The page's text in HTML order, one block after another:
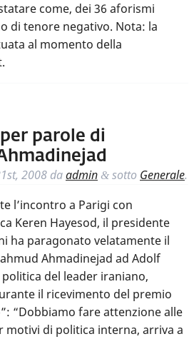
come, dei 36 aforismi
di tenore negativo. Nota: la
al momento della
parole di
2008 daadmin & sotto Generale.
l’incontro a Parigi con
Keren Hayesod, il presidente
ha paragonato velatamente il
Ahmadinejad ad Adolf
del leader iraniano,
il ricevimento del premio
“Dobbiamo fare attenzione alle
motivi di politica interna, arriva a